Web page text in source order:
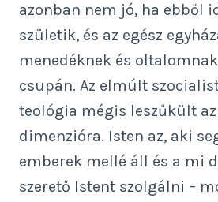
azonban nem jó, ha ebből
születik, és az egész
menedéknek és
csupán. Az elmúlt
teológia mégis leszűkült
dimenzióra. Isten az, aki
emberek mellé áll és a mi
szerető Istent szolgálni –